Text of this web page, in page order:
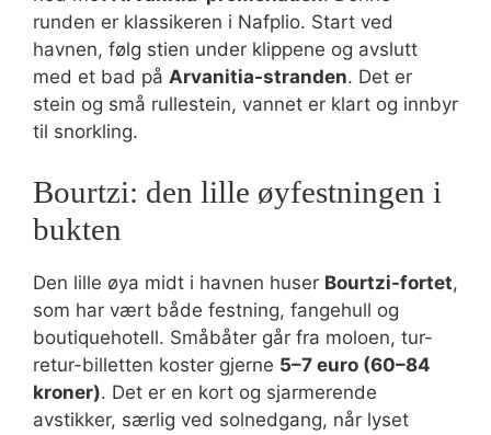
runden er klassikeren i Nafplio. Start ved
havnen, følg stien under klippene og avslutt
med et bad på Arvanitia-stranden. Det er
stein og små rullestein, vannet er klart og innbyr
til snorkling.
Bourtzi: den lille øyfestningen i
bukten
Den lille øya midt i havnen huser Bourtzi-fortet,
som har vært både festning, fangehull og
boutiquehotell. Småbåter går fra moloen, tur-
retur-billetten koster gjerne 5–7 euro (60–84
kroner). Det er en kort og sjarmerende
avstikker, særlig ved solnedgang, når lyset